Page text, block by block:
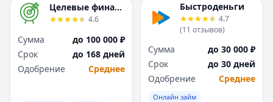
Целевые финансы
4.6
Сумма
до 100 000 ₽
Срок
до 168 дней
Одобрение
Среднее
Быстроденьги
4.7
(11 отзывов)
Сумма
до 30 000 ₽
Срок
до 30 дней
Одобрение
Среднее
Онлайн займ